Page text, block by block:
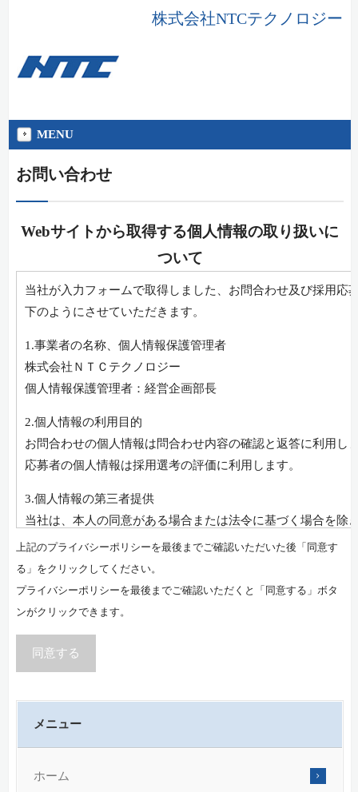
株式会社NTCテクノロジー
MENU
お問い合わせ
Webサイトから取得する個人情報の取り扱いに
ついて
当社が入力フォームで取得しました、お問合わせ及び採用応
下のようにさせていただきます。
1.事業者の名称、個人情報保護管理者
株式会社ＮＴＣテクノロジー
個人情報保護管理者：経営企画部長
2.個人情報の利用目的
お問合わせの個人情報は問合わせ内容の確認と返答に利用し
応募者の個人情報は採用選考の評価に利用します。
3.個人情報の第三者提供
当社は、本人の同意がある場合または法令に基づく場合を除
者に提供することはありません。
4.個人情報取扱の委託
当入力フォームで取得しました個人情報を委託することはあ
お問合わせ時に入力される個人情報の項目は任意ですが、個
場合は、正確な返答に支障をきたすことがありますのでご了
合は、採用選考の対象外となることがありますのでご了承く
6.個人情報の管理
当入力フォームで取得しました個人情報は、お問合わせが解
上記のプライバシーポリシーを最後までご確認いただいた後「同意す
る」をクリックしてください。
プライバシーポリシーを最後までご確認いただくと「同意する」ボタ
ンがクリックできます。
同意する
メニュー
ホーム